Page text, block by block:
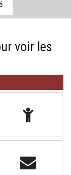
voir les